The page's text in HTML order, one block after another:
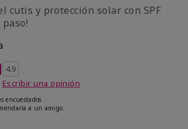
cutis y protección solar con SPF
de 3,7 de 5
4.9
Escribir una opinión
encuestados
a un amigo.